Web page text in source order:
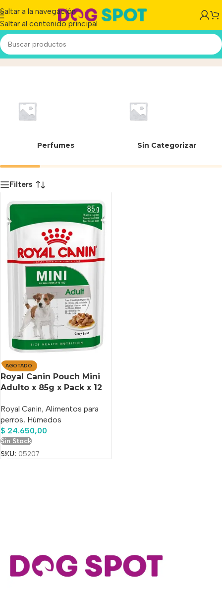
Saltar a la navegación
Saltar al contenido principal
mini adultoInicio/Producto
Perfumes Sin Categorizar
Filters
AGOTADO
Royal Canin Pouch Mini
Adulto x 85g x Pack x 12
Royal Canin, Alimentos para
perros, Húmedos
$ 24.650,00
Sin Stock
SKU: 05207